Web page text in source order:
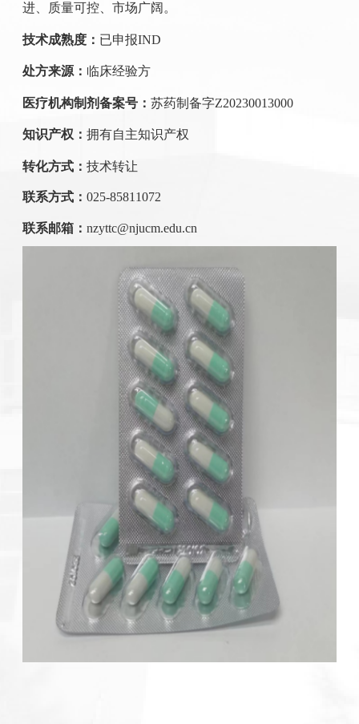
进、质量可控、市场广阔。
技术成熟度： 已申报IND
处方来源： 临床经验方
医疗机构制剂备案号： 苏药制备字Z20230013000
知识产权： 拥有自主知识产权
转化方式： 技术转让
联系方式： 025-85811072
联系邮箱： nzyttc@njucm.edu.cn